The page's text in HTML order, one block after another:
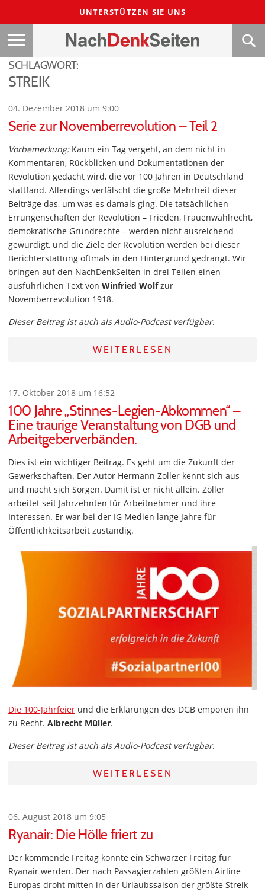
UNTERSTÜTZEN SIE UNS
SCHLAGWORT:
STREIK
04. Dezember 2018 um 9:00
Serie zur Novemberrevolution – Teil 2
Vorbemerkung:Kaum ein Tag vergeht, an dem nicht in
Kommentaren, Rückblicken und Dokumentationen der
Revolution gedacht wird, die vor 100 Jahren in Deutschland
stattfand. Allerdings verfälscht die große Mehrheit dieser
Beiträge das, um was es damals ging. Die tatsächlichen
Errungenschaften der Revolution – Frieden, Frauenwahlrecht,
demokratische Grundrechte – werden nicht ausreichend
gewürdigt, und die Ziele der Revolution werden bei dieser
Berichterstattung oftmals in den Hintergrund gedrängt. Wir
bringen auf den NachDenkSeiten in drei Teilen einen
ausführlichen Text von Winfried Wolfzur
Novemberrevolution 1918.
Dieser Beitrag ist auch als Audio-Podcast verfügbar.
WEITERLESEN
17. Oktober 2018 um 16:52
100 Jahre „Stinnes-Legien-Abkommen“ –
Eine traurige Veranstaltung von DGB und
Arbeitgeberverbänden.
Dies ist ein wichtiger Beitrag. Es geht um die Zukunft der
Gewerkschaften. Der Autor Hermann Zoller kennt sich aus
und macht sich Sorgen. Damit ist er nicht allein. Zoller
arbeitet seit Jahrzehnten für Arbeitnehmer und ihre
Interessen. Er war bei der IG Medien lange Jahre für
Öffentlichkeitsarbeit zuständig.
Die 100-Jahrfeier und die Erklärungen des DGB empören ihn
zu Recht. Albrecht Müller.
Dieser Beitrag ist auch als Audio-Podcast verfügbar.
WEITERLESEN
06. August 2018 um 9:05
Ryanair: Die Hölle friert zu
Der kommende Freitag könnte ein Schwarzer Freitag für
Ryanair werden. Der nach Passagierzahlen größten Airline
Europas droht mitten in der Urlaubssaison der größte Streik